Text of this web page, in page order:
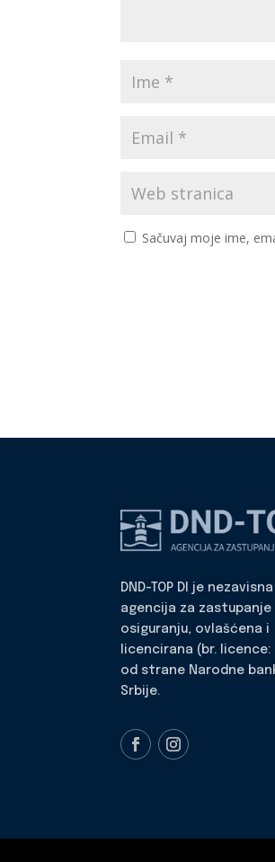
Sačuvaj moje ime,
DND-TOP DI je nezavisna
agencija za zastupanje
osiguranju, ovlašćena i
licencirana (br. licence:
od strane Narodne
Srbije.